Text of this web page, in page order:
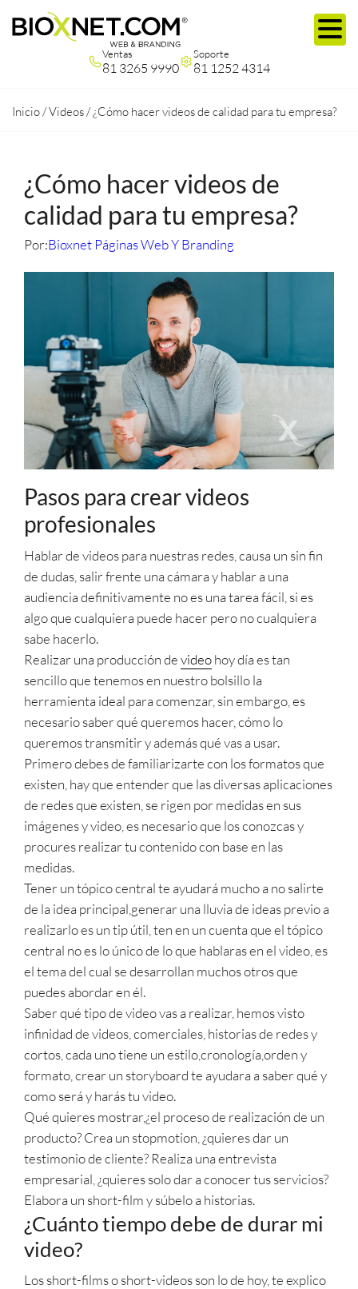
Ventas
81 3265 9990
Soporte
81 1252 4314
Inicio /Videos /¿Cómo hacer videos de calidad para tu empresa?
¿Cómo hacer videos de
calidad para tu empresa?
Por:Bioxnet Páginas Web Y Branding
Pasos para crear videos
profesionales
Hablar de videos para nuestras redes, causa un sin fin
de dudas, salir frente una cámara y hablar a una
audiencia definitivamente no es una tarea fácil, si es
algo que cualquiera puede hacer pero no cualquiera
sabe hacerlo.
Realizar una producción devideohoy día es tan
sencillo que tenemos en nuestro bolsillo la
herramienta ideal para comenzar, sin embargo, es
necesario saber qué queremos hacer, cómo lo
queremos transmitir y además qué vas a usar.
Primero debes de familiarizarte con los formatos que
existen, hay que entender que las diversas aplicaciones
de redes que existen, se rigen por medidas en sus
imágenes y video, es necesario que los conozcas y
procures realizar tu contenido con base en las
medidas.
Tener un tópico central te ayudará mucho a no salirte
de la idea principal,generar una lluvia de ideas previo a
realizarlo es un tip útil, ten en un cuenta que el tópico
central no es lo único de lo que hablaras en el video, es
el tema del cual se desarrollan muchos otros que
puedes abordar en él.
Saber qué tipo de video vas a realizar, hemos visto
infinidad de videos, comerciales, historias de redes y
cortos, cada uno tiene un estilo,cronología,orden y
formato, crear un storyboard te ayudara a saber qué y
como será y harás tu video.
Qué quieres mostrar,¿el proceso de realización de un
producto? Crea un stopmotion, ¿quieres dar un
testimonio de cliente? Realiza una entrevista
empresarial, ¿quieres solo dar a conocer tus servicios?
Elabora un short-film y súbelo a historias.
¿Cuánto tiempo debe de durar mi
video?
Los short-films o short-videos son lo de hoy, te explico